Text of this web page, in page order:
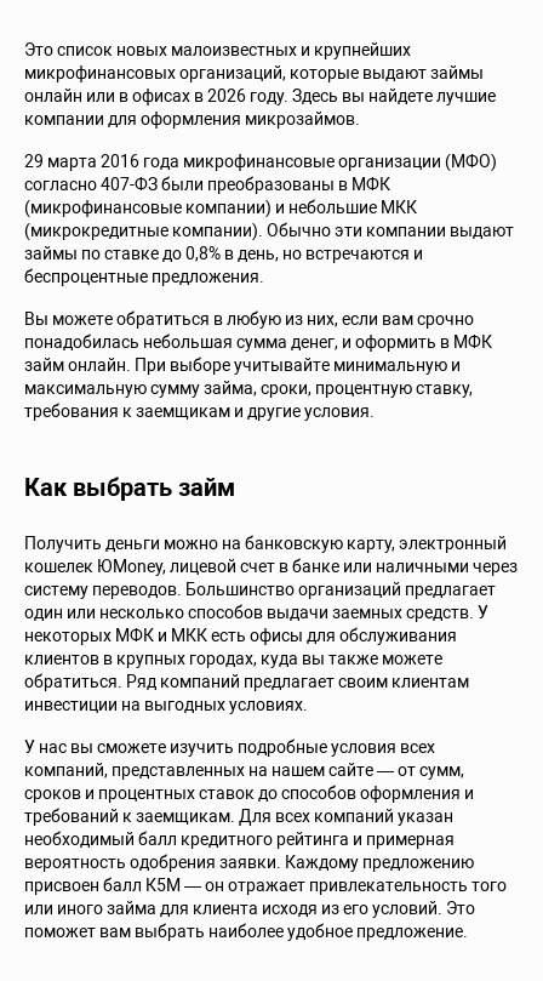
Это список новых малоизвестных и крупнейших
микрофинансовых организаций, которые выдают займы
онлайн или в офисах в 2026 году. Здесь вы найдете лучшие
компании для оформления микрозаймов.
29 марта 2016 года микрофинансовые организации (МФО)
согласно 407-ФЗ были преобразованы в МФК
(микрофинансовые компании) и небольшие МКК
(микрокредитные компании). Обычно эти компании выдают
займы по ставке до 0,8% в день, но встречаются и
беспроцентные предложения.
Вы можете обратиться в любую из них, если вам срочно
понадобилась небольшая сумма денег, и оформить в МФК
займ онлайн. При выборе учитывайте минимальную и
максимальную сумму займа, сроки, процентную ставку,
требования к заемщикам и другие условия.
Как выбрать займ
Получить деньги можно на банковскую карту, электронный
кошелек ЮMoney, лицевой счет в банке или наличными через
систему переводов. Большинство организаций предлагает
один или несколько способов выдачи заемных средств. У
некоторых МФК и МКК есть офисы для обслуживания
клиентов в крупных городах, куда вы также можете
обратиться. Ряд компаний предлагает своим клиентам
инвестиции на выгодных условиях.
У нас вы сможете изучить подробные условия всех
компаний, представленных на нашем сайте — от сумм,
сроков и процентных ставок до способов оформления и
требований к заемщикам. Для всех компаний указан
необходимый балл кредитного рейтинга и примерная
вероятность одобрения заявки. Каждому предложению
присвоен балл К5М — он отражает привлекательность того
или иного займа для клиента исходя из его условий. Это
поможет вам выбрать наиболее удобное предложение.